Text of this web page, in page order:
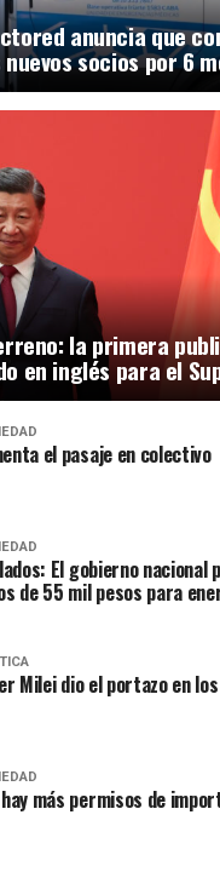
anuncia que
socios por 6
la primera
en inglés para el
el pasaje en colectivo
El gobierno nacional
de 55 mil pesos para
Milei dio el portazo en
hay más permisos de